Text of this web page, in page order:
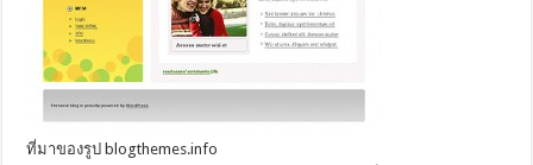
ที่มาของรูป blogthemes.info